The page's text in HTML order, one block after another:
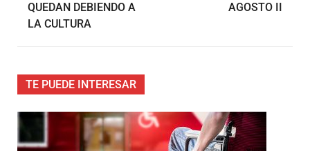
QUEDAN DEBIENDO A
LA CULTURA
AGOSTO II
TE PUEDE INTERESAR